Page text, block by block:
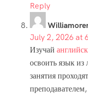
Reply
July 2, 2026 at
Изучай
освоить язык
занятия